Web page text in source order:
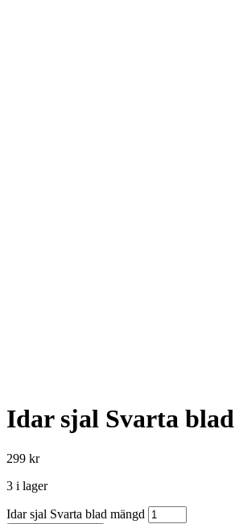
Idar sjal Svarta blad
299 kr
3 i lager
Idar sjal Svarta blad mängd